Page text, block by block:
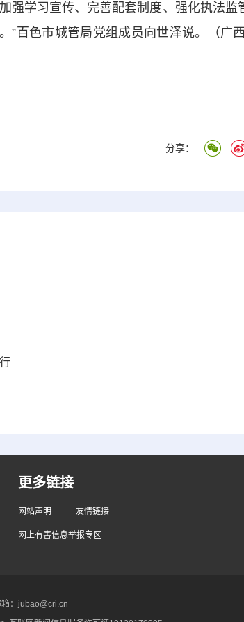
强学习宣传、完善配套制度、强化执法监
”百色市城管局党组成员向世泽说。（广
分享：
更多链接
网站声明 友情链接
网上有害信息举报专区
：jubao@cri.cn